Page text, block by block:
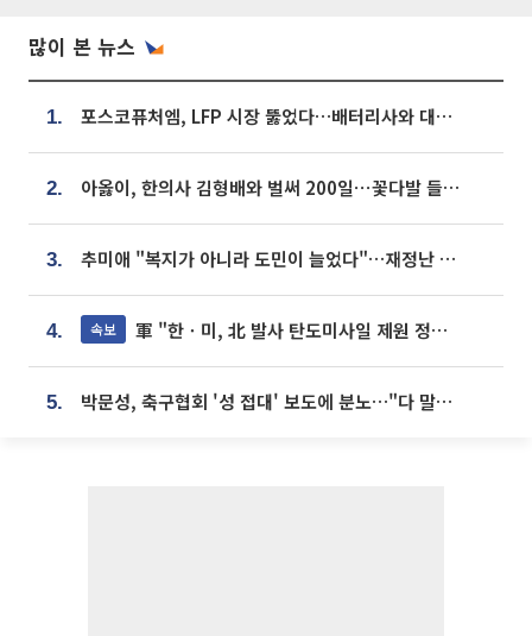
많이 본 뉴스
1. 포스코퓨처엠, LFP 시장 뚫었다…배터리사와 대규모 장기 공급 합의
2. 아옳이, 한의사 김형배와 벌써 200일⋯꽃다발 들고 "프러포즈 아냐"
3. 추미애 "복지가 아니라 도민이 늘었다"…재정난 책임론 정면돌파
4. 속보 軍 "한ㆍ미, 北 발사 탄도미사일 제원 정밀분석 중"
5. 박문성, 축구협회 '성 접대' 보도에 분노…"다 말아먹으려고 작정했나"